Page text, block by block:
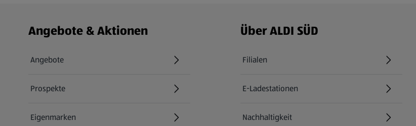
Fußzeilenmenü - weitere Links
Angebote & Aktionen
Angebote
Prospekte
Eigenmarken
Über ALDI SÜD
Filialen
E-Ladestationen
Nachhaltigkeit